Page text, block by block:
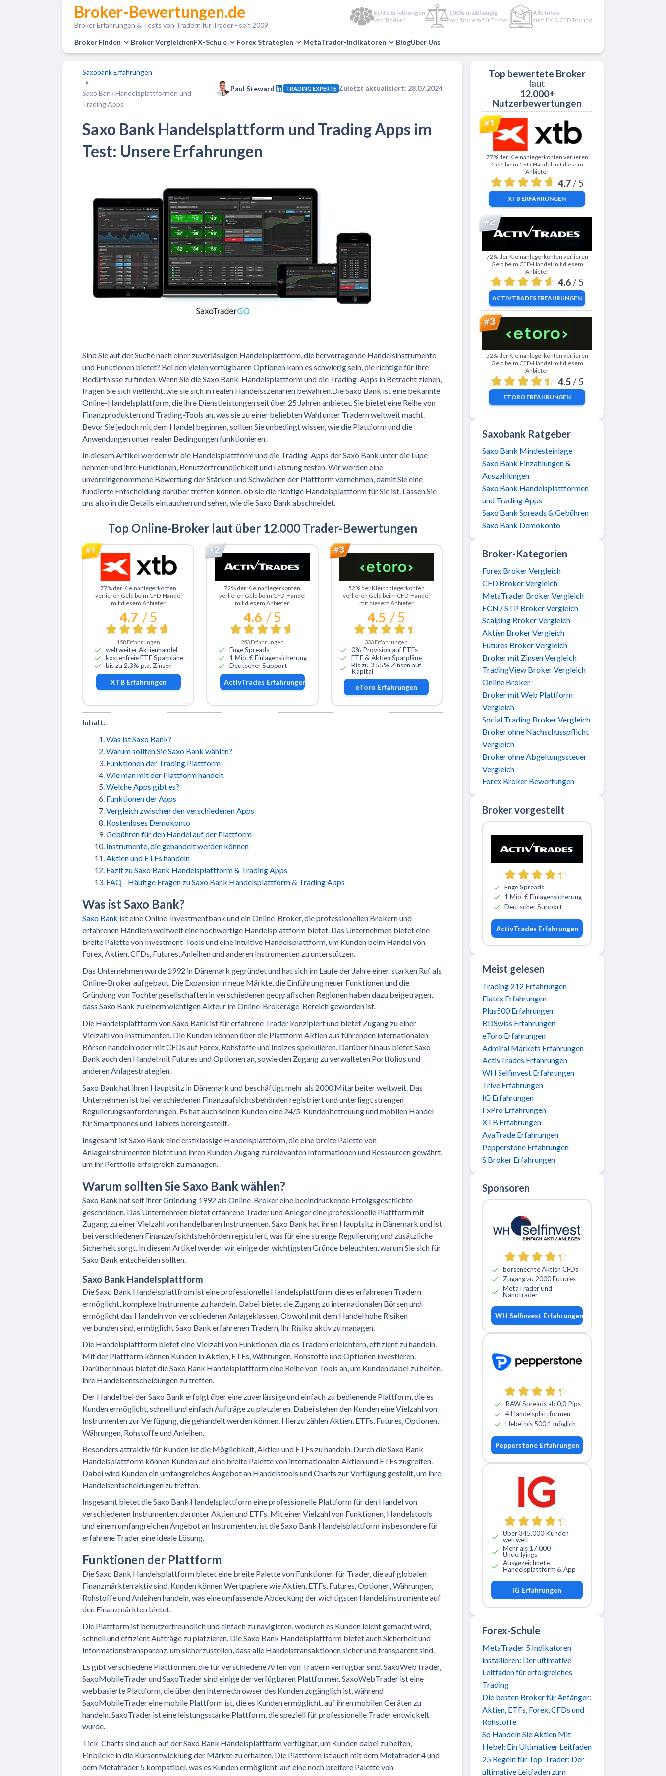
Broker-Bewertungen.de
Broker Erfahrungen & Tests von Tradern für Trader - seit 2009
Echte Erfahrungen
von Tradern
100% unabhängig
von Tradern für Trader
Alle Infos
zum FX & CFD Trading
Broker Finden Broker VergleichenFX-Schule Forex Strategien MetaTrader-Indikatoren BlogÜber Uns
Saxobank Erfahrungen
Saxo Bank Handelsplattformen und
Trading Apps
Paul Steward TRADING EXPERTE Zuletzt aktualisiert: 28.07.2024
Saxo Bank Handelsplattform und Trading Apps im
Test: Unsere Erfahrungen
Sind Sie auf der Suche nach einer zuverlässigen Handelsplattform, die hervorragende Handelsinstrumente
und Funktionen bietet? Bei den vielen verfügbaren Optionen kann es schwierig sein, die richtige für Ihre
Bedürfnisse zu finden. Wenn Sie die Saxo Bank-Handelsplattform und die Trading-Apps in Betracht ziehen,
fragen Sie sich vielleicht, wie sie sich in realen Handelsszenarien bewähren.Die Saxo Bank ist eine bekannte
Online-Handelsplattform, die ihre Dienstleistungen seit über 25 Jahren anbietet. Sie bietet eine Reihe von
Finanzprodukten und Trading-Tools an, was sie zu einer beliebten Wahl unter Tradern weltweit macht.
Bevor Sie jedoch mit dem Handel beginnen, sollten Sie unbedingt wissen, wie die Plattform und die
Anwendungen unter realen Bedingungen funktionieren.
In diesem Artikel werden wir die Handelsplattform und die Trading-Apps der Saxo Bank unter die Lupe
nehmen und ihre Funktionen, Benutzerfreundlichkeit und Leistung testen. Wir werden eine
unvoreingenommene Bewertung der Stärken und Schwächen der Plattform vornehmen, damit Sie eine
fundierte Entscheidung darüber treffen können, ob sie die richtige Handelsplattform für Sie ist. Lassen Sie
uns also in die Details eintauchen und sehen, wie die Saxo Bank abschneidet.
Top Online-Broker laut über 12.000 Trader-Bewertungen
Zu XTB
77% der Kleinanlegerkonten
verlieren Geld beim CFD-Handel
mit diesem Anbieter
4.7 / 5
158Erfahrungen
weltweiter Aktienhandel
kostenfreie ETF Sparpläne
bis zu 2,3% p.a. Zinsen
XTBErfahrungen
Zu ActivTrades
72% der Kleinanlegerkonten
verlieren Geld beim CFD-Handel
mit diesem Anbieter
4.6 / 5
253Erfahrungen
Enge Spreads
1 Mio. € Einlagensicherung
Deutscher Support
ActivTrades Erfahrungen
Zu eToro
52% der Kleinanlegerkonten
verlieren Geld beim CFD-Handel
mit diesem Anbieter
4.5 / 5
333 Erfahrungen
0% Provision auf ETFs
ETF & Aktien Sparpläne
Bis zu 3.55% Zinsen auf
Kapital
eToro Erfahrungen
Inhalt:
Was ist Saxo Bank?
Warum sollten Sie Saxo Bank wählen?
Funktionen der Trading Plattform
Wie man mit der Plattform handelt
Welche Apps gibt es?
Funktionen der Apps
Vergleich zwischen den verschiedenen Apps
Kostenloses Demokonto
Gebühren für den Handel auf der Plattform
Instrumente, die gehandelt werden können
Aktien und ETFs handeln
Fazit zu Saxo Bank Handelsplattform & Trading Apps
FAQ - Häufige Fragen zu Saxo Bank Handelsplattform & Trading Apps
Was ist Saxo Bank?
Saxo Bank ist eine Online-Investmentbank und ein Online-Broker, die professionellen Brokern und
erfahrenen Händlern weltweit eine hochwertige Handelsplattform bietet. Das Unternehmen bietet eine
breite Palette von Investment-Tools und eine intuitive Handelsplattform, um Kunden beim Handel von
Forex, Aktien, CFDs, Futures, Anleihen und anderen Instrumenten zu unterstützen.
Das Unternehmen wurde 1992 in Dänemark gegründet und hat sich im Laufe der Jahre einen starken Ruf als
Online-Broker aufgebaut. Die Expansion in neue Märkte, die Einführung neuer Funktionen und die
Gründung von Tochtergesellschaften in verschiedenen geografischen Regionen haben dazu beigetragen,
dass Saxo Bank zu einem wichtigen Akteur im Online-Brokerage-Bereich geworden ist.
Die Handelsplattform von Saxo Bank ist für erfahrene Trader konzipiert und bietet Zugang zu einer
Vielzahl von Instrumenten. Die Kunden können über die Plattform Aktien aus führenden internationalen
Börsen handeln oder mit CFDs auf Forex, Rohstoffe und Indizes spekulieren. Darüber hinaus bietet Saxo
Bank auch den Handel mit Futures und Optionen an, sowie den Zugang zu verwalteten Portfolios und
anderen Anlagestrategien.
Saxo Bank hat ihren Hauptsitz in Dänemark und beschäftigt mehr als 2000 Mitarbeiter weltweit. Das
Unternehmen ist bei verschiedenen Finanzaufsichtsbehörden registriert und unterliegt strengen
Regulierungsanforderungen. Es hat auch seinen Kunden eine 24/5-Kundenbetreuung und mobilen Handel
für Smartphones und Tablets bereitgestellt.
Insgesamt ist Saxo Bank eine erstklassige Handelsplattform, die eine breite Palette von
Anlageinstrumenten bietet und ihren Kunden Zugang zu relevanten Informationen und Ressourcen gewährt,
um ihr Portfolio erfolgreich zu managen.
Warum sollten Sie Saxo Bank wählen?
Saxo Bank hat seit ihrer Gründung 1992 als Online-Broker eine beeindruckende Erfolgsgeschichte
geschrieben. Das Unternehmen bietet erfahrene Trader und Anleger eine professionelle Plattform mit
Zugang zu einer Vielzahl von handelbaren Instrumenten. Saxo Bank hat ihren Hauptsitz in Dänemark und ist
bei verschiedenen Finanzaufsichtsbehörden registriert, was für eine strenge Regulierung und zusätzliche
Sicherheit sorgt. In diesem Artikel werden wir einige der wichtigsten Gründe beleuchten, warum Sie sich für
Saxo Bank entscheiden sollten.
Saxo Bank Handelsplattform
Die Saxo Bank Handelsplattfrom ist eine professionelle Handelsplattform, die es erfahrenen Tradern
ermöglicht, komplexe Instrumente zu handeln. Dabei bietet sie Zugang zu internationalen Börsen und
ermöglicht das Handeln von verschiedenen Anlageklassen. Obwohl mit dem Handel hohe Risiken
verbunden sind, ermöglicht Saxo Bank erfahrenen Tradern, ihr Risiko aktiv zu managen.
Die Handelsplattform bietet eine Vielzahl von Funktionen, die es Tradern erleichtern, effizient zu handeln.
Mit der Plattform können Kunden in Aktien, ETFs, Währungen, Rohstoffe und Optionen investieren.
Darüber hinaus bietet die Saxo Bank Handelsplattform eine Reihe von Tools an, um Kunden dabei zu helfen,
ihre Handelsentscheidungen zu treffen.
Der Handel bei der Saxo Bank erfolgt über eine zuverlässige und einfach zu bedienende Plattform, die es
Kunden ermöglicht, schnell und einfach Aufträge zu platzieren. Dabei stehen den Kunden eine Vielzahl von
Instrumenten zur Verfügung, die gehandelt werden können. Hierzu zählen Aktien, ETFs, Futures, Optionen,
Währungen, Rohstoffe und Anleihen.
Besonders attraktiv für Kunden ist die Möglichkeit, Aktien und ETFs zu handeln. Durch die Saxo Bank
Handelsplattform können Kunden auf eine breite Palette von internationalen Aktien und ETFs zugreifen.
Dabei wird Kunden ein umfangreiches Angebot an Handelstools und Charts zur Verfügung gestellt, um ihre
Handelsentscheidungen zu treffen.
Insgesamt bietet die Saxo Bank Handelsplattform eine professionelle Plattform für den Handel von
verschiedenen Instrumenten, darunter Aktien und ETFs. Mit einer Vielzahl von Funktionen, Handelstools
und einem umfangreichen Angebot an Instrumenten, ist die Saxo Bank Handelsplattform insbesondere für
erfahrene Trader eine ideale Lösung.
Funktionen der Plattform
Die Saxo Bank Handelsplattform bietet eine breite Palette von Funktionen für Trader, die auf globalen
Finanzmärkten aktiv sind. Kunden können Wertpapiere wie Aktien, ETFs, Futures, Optionen, Währungen,
Rohstoffe und Anleihen handeln, was eine umfassende Abdeckung der wichtigsten Handelsinstrumente auf
den Finanzmärkten bietet.
Die Plattform ist benutzerfreundlich und einfach zu navigieren, wodurch es Kunden leicht gemacht wird,
schnell und effizient Aufträge zu platzieren. Die Saxo Bank Handelsplattform bietet auch Sicherheit und
Informationstransparenz, um sicherzustellen, dass alle Handelstransaktionen sicher und transparent sind.
Es gibt verschiedene Plattformen, die für verschiedene Arten von Tradern verfügbar sind. SaxoWebTrader,
SaxoMobileTrader und SaxoTrader sind einige der verfügbaren Plattformen. SaxoWebTrader ist eine
webbasierte Plattform, die über den Internetbrowser des Kunden zugänglich ist, während
SaxoMobileTrader eine mobile Plattform ist, die es Kunden ermöglicht, auf ihren mobilen Geräten zu
handeln. SaxoTrader ist eine leistungsstarke Plattform, die speziell für professionelle Trader entwickelt
wurde.
Tick-Charts sind auch auf der Saxo Bank Handelsplattform verfügbar, um Kunden dabei zu helfen,
Einblicke in die Kursentwicklung der Märkte zu erhalten. Die Plattform ist auch mit dem Metatrader 4 und
dem Metatrader 5 kompatibel, was es Kunden ermöglicht, auf eine noch breitere Palette von
Top bewertete Broker
laut
12.000+
Nutzerbewertungen
Zu XTB
77% der Kleinanlegerkonten verlieren
Geld beim CFD-Handel mit diesem
Anbieter
4.7 / 5
XTB ERFAHRUNGEN
Zu ActivTrades
72% der Kleinanlegerkonten verlieren
Geld beim CFD-Handel mit diesem
Anbieter
4.6 / 5
ACTIVTRADES ERFAHRUNGEN
Zu eToro
52% der Kleinanlegerkonten verlieren
Geld beim CFD-Handel mit diesem
Anbieter
4.5 / 5
ETOROERFAHRUNGEN
Saxobank Ratgeber
Saxo Bank Mindesteinlage
Saxo Bank Einzahlungen &
Auszahlungen
Saxo Bank Handelsplattformen
und Trading Apps
Saxo Bank Spreads & Gebühren
Saxo Bank Demokonto
Broker-Kategorien
Forex Broker Vergleich
CFD Broker Vergleich
MetaTrader Broker Vergleich
ECN / STP Broker Vergleich
Scalping Broker Vergleich
Aktien Broker Vergleich
Futures Broker Vergleich
Broker mit Zinsen Vergleich
TradingView Broker Vergleich
Online Broker
Broker mit Web Plattform
Vergleich
Social Trading Broker Vergleich
Broker ohne Nachschusspflicht
Vergleich
Broker ohne Abgeltungssteuer
Vergleich
Forex Broker Bewertungen
Broker vorgestellt
Zu ActivTrades
Enge Spreads
1 Mio. € Einlagensicherung
Deutscher Support
ActivTrades Erfahrungen
Meist gelesen
Trading 212 Erfahrungen
Flatex Erfahrungen
Plus500 Erfahrungen
BDSwiss Erfahrungen
eToro Erfahrungen
Admiral Markets Erfahrungen
ActivTrades Erfahrungen
WH Selfinvest Erfahrungen
Trive Erfahrungen
IG Erfahrungen
FxPro Erfahrungen
XTB Erfahrungen
AvaTrade Erfahrungen
Pepperstone Erfahrungen
S Broker Erfahrungen
Sponsoren
börsenechte Aktien CFDs
Zugang zu 2000 Futures
MetaTrader und
Nanotrader
WH Selfinvest Erfahrungen
RAW Spreads ab 0,0 Pips
4 Handelsplattformen
Hebel bis 500:1 möglich
Pepperstone Erfahrungen
Über 345.000 Kunden
weltweit
Mehr als 17.000
Underlyings
Ausgezeichnete
Handelsplattform & App
IG Erfahrungen
Forex-Schule
MetaTrader 5 Indikatoren
installieren: Der ultimative
Leitfaden für erfolgreiches
Trading
Die besten Broker für Anfänger:
Aktien, ETFs, Forex, CFDs und
Rohstoffe
So Handeln Sie Aktien Mit
Hebel: Ein Ultimativer Leitfaden
25 Regeln für Top-Trader: Der
ultimative Leitfaden zum